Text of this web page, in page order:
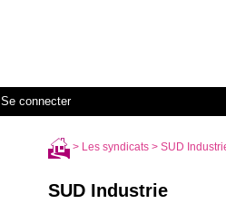
Se connecter
> Les syndicats> SUD
SUD Industrie